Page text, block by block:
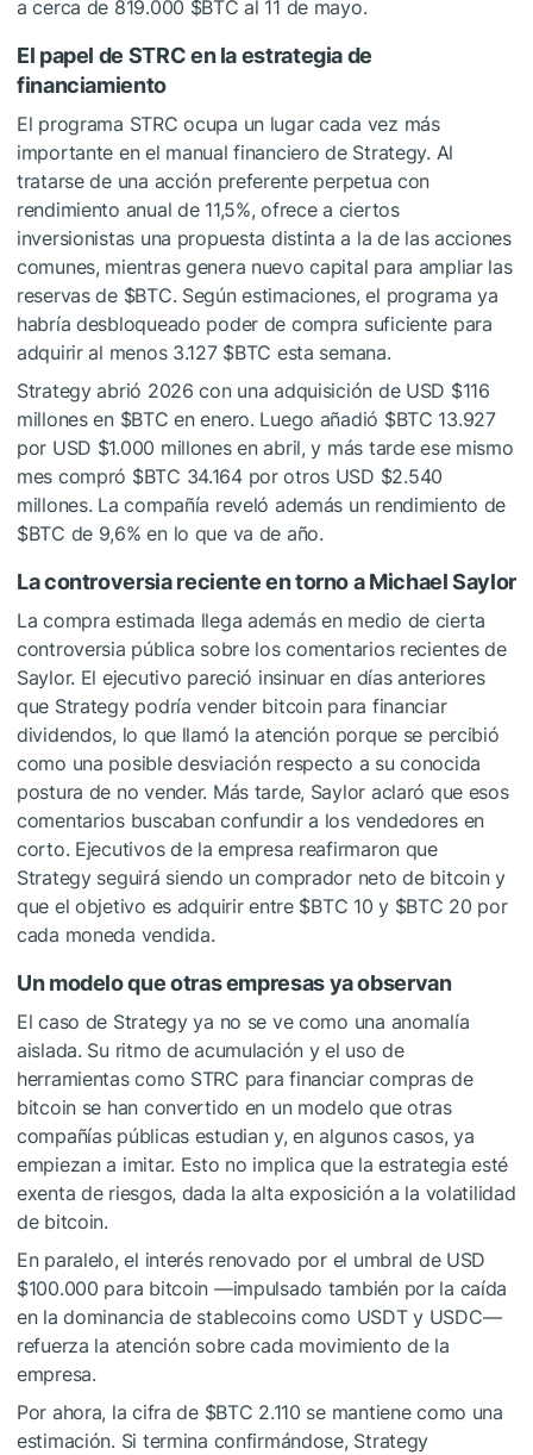
a cerca de 819.000 $BTC al 11 de mayo.
El papel de STRC en la estrategia de
financiamiento
El programa STRC ocupa un lugar cada vez más
importante en el manual financiero de Strategy. Al
tratarse de una acción preferente perpetua con
rendimiento anual de 11,5%, ofrece a ciertos
inversionistas una propuesta distinta a la de las acciones
comunes, mientras genera nuevo capital para ampliar las
reservas de $BTC. Según estimaciones, el programa ya
habría desbloqueado poder de compra suficiente para
adquirir al menos 3.127 $BTC esta semana.
Strategy abrió 2026 con una adquisición de USD $116
millones en $BTC en enero. Luego añadió $BTC 13.927
por USD $1.000 millones en abril, y más tarde ese mismo
mes compró $BTC 34.164 por otros USD $2.540
millones. La compañía reveló además un rendimiento de
$BTC de 9,6% en lo que va de año.
La controversia reciente en torno a Michael Saylor
La compra estimada llega además en medio de cierta
controversia pública sobre los comentarios recientes de
Saylor. El ejecutivo pareció insinuar en días anteriores
que Strategy podría vender bitcoin para financiar
dividendos, lo que llamó la atención porque se percibió
como una posible desviación respecto a su conocida
postura de no vender. Más tarde, Saylor aclaró que esos
comentarios buscaban confundir a los vendedores en
corto. Ejecutivos de la empresa reafirmaron que
Strategy seguirá siendo un comprador neto de bitcoin y
que el objetivo es adquirir entre $BTC 10 y $BTC 20 por
cada moneda vendida.
Un modelo que otras empresas ya observan
El caso de Strategy ya no se ve como una anomalía
aislada. Su ritmo de acumulación y el uso de
herramientas como STRC para financiar compras de
bitcoin se han convertido en un modelo que otras
compañías públicas estudian y, en algunos casos, ya
empiezan a imitar. Esto no implica que la estrategia esté
exenta de riesgos, dada la alta exposición a la volatilidad
de bitcoin.
En paralelo, el interés renovado por el umbral de USD
$100.000 para bitcoin —impulsado también por la caída
en la dominancia de stablecoins como USDT y USDC—
refuerza la atención sobre cada movimiento de la
empresa.
Por ahora, la cifra de $BTC 2.110 se mantiene como una
estimación. Si termina confirmándose, Strategy